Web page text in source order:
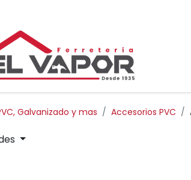
Galvanizado y mas Accesorios PVC